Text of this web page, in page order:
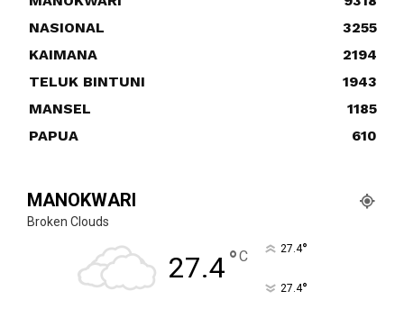
NASIONAL
3255
KAIMANA
2194
TELUK BINTUNI
1943
MANSEL
1185
PAPUA
610
MANOKWARI
Broken Clouds
27.4°C 27.4°
27.4°